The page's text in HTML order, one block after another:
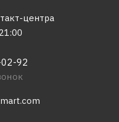
центра
92